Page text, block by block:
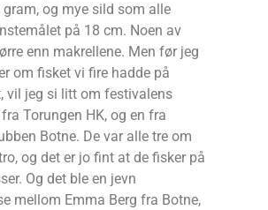
og mye sild som alle
på 18 cm. Noen av
enn makrellene. Men før jeg
om fisket vi fire hadde på
vil jeg si litt om festivalens
Torungen HK, og en fra
Botne. De var alle tre om
og det er jo fint at de fisker på
Og det ble en jevn
mellom Emma Berg fra Botne,